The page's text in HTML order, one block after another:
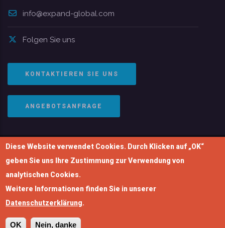
info@expand-global.com
Folgen Sie uns
KONTAKTIEREN SIE UNS
ANGEBOTSANFRAGE
© Copyright 2004-2026 | EXPAND Global GmbH. Alle
Rechte vorbehalten.
Impressum|Datenschutzerklärung
Diese Website verwendet Cookies. Durch Klicken auf „OK“
geben Sie uns Ihre Zustimmung zur Verwendung von
analytischen Cookies.
Weitere Informationen finden Sie in unserer
Datenschutzerklärung.
OK Nein, danke